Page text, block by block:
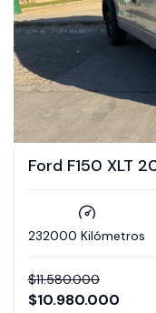
Ford F150 XLT
232000 Kilómetros
$11.580.000
$10.980.000